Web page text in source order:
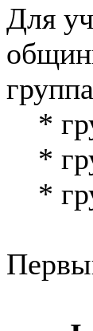
Для
*
*
*